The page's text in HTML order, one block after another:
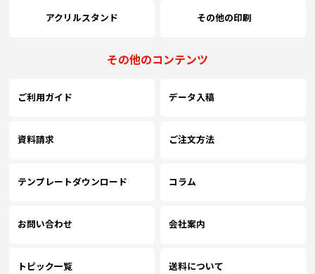
アクリルスタンド その他の印刷
その他のコンテンツ
ご利用ガイド データ入稿
資料請求 ご注文方法
テンプレートダウンロード コラム
お問い合わせ 会社案内
トピック一覧 送料について